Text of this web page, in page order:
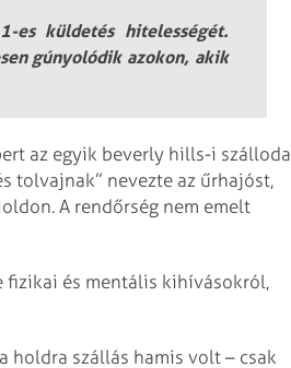
es küldetés hitelességét.
gúnyolódik azokon, akik
az egyik beverly hills-i szálloda
tolvajnak” nevezte az űrhajóst,
A rendőrség nem emelt
fizikai és mentális kihívásokról,
holdra szállás hamis volt – csak